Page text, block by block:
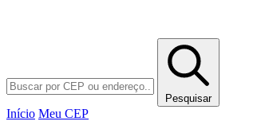
Pesquisar
Início Meu CEP